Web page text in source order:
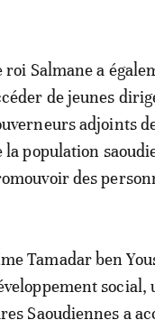
roi Salmane a
de jeunes
adjoints
la population
des
Tamadar ben
social,
Saoudiennes a